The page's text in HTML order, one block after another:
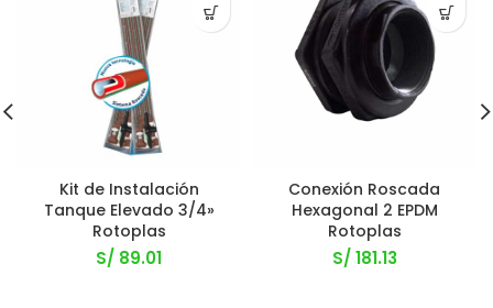
Kit de Instalación
Tanque Elevado 3/4»
Rotoplas
S/ 89.01
Conexión Roscada
Hexagonal 2 EPDM
Rotoplas
S/ 181.13